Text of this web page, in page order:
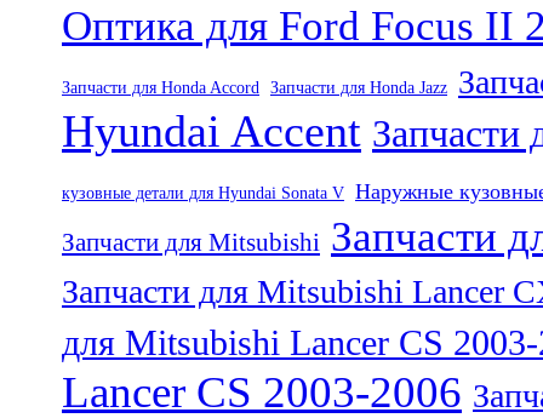
Оптика для Ford Focus II
Запчасти для Honda Accord Запчасти для Honda Jazz
Hyundai Accent Запчасти
кузовные детали для Hyundai Sonata V Наружные
Запчасти для Mitsubishi Запчасти
Запчасти для Mitsubishi Lancer
для Mitsubishi Lancer CS
Lancer CS 2003-2006